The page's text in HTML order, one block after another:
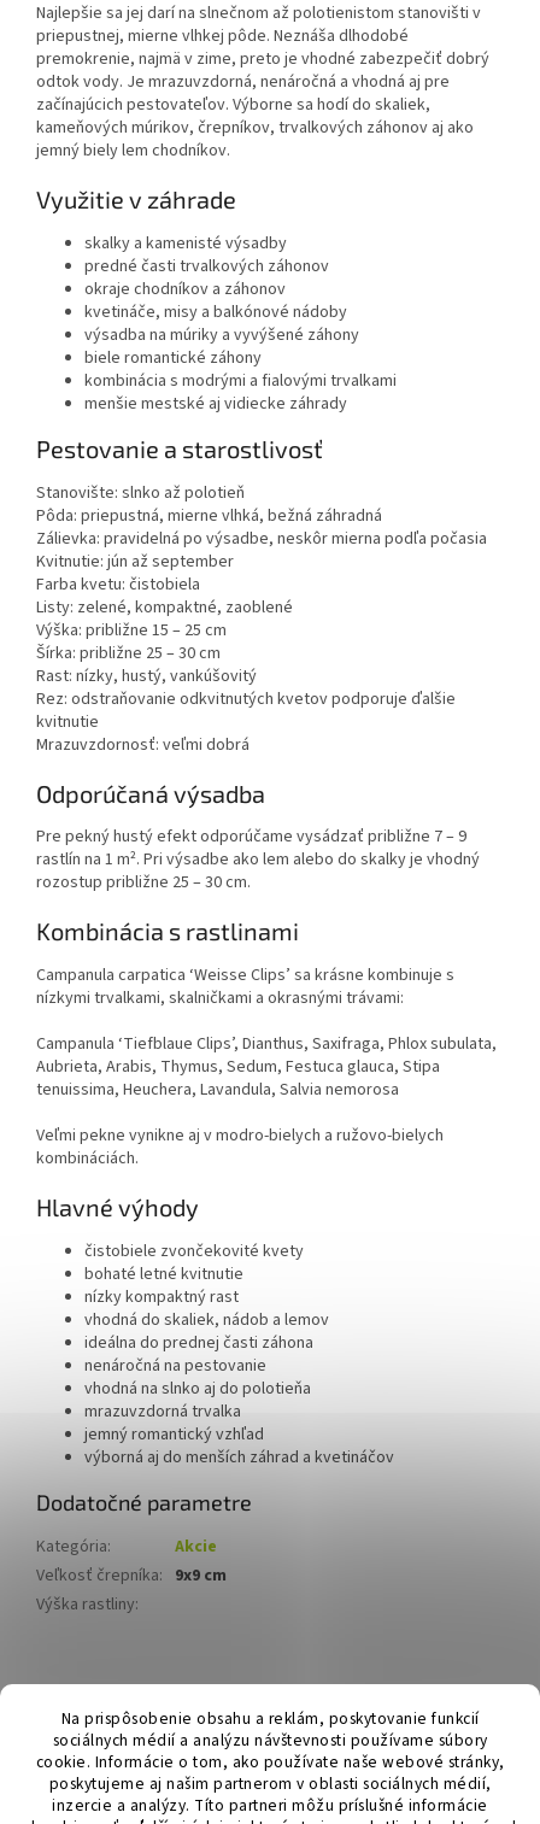
Na prispôsobenie obsahu a reklám, poskytovanie funkcií
sociálnych médií a analýzu návštevnosti používame súbory
cookie. Informácie o tom, ako používate naše webové stránky,
poskytujeme aj našim partnerom v oblasti sociálnych médií,
inzercie a analýzy. Títo partneri môžu príslušné informácie
Najlepšie sa jej darí na slnečnom až polotienistom stanovišti v
priepustnej, mierne vlhkej pôde. Neznáša dlhodobé
premokrenie, najmä v zime, preto je vhodné zabezpečiť dobrý
odtok vody. Je mrazuvzdorná, nenáročná a vhodná aj pre
začínajúcich pestovateľov. Výborne sa hodí do skaliek,
kameňových múrikov, črepníkov, trvalkových záhonov aj ako
jemný biely lem chodníkov.
Využitie v záhrade
skalky a kamenisté výsadby
predné časti trvalkových záhonov
okraje chodníkov a záhonov
kvetináče, misy a balkónové nádoby
výsadba na múriky a vyvýšené záhony
biele romantické záhony
kombinácia s modrými a fialovými trvalkami
menšie mestské aj vidiecke záhrady
Pestovanie a starostlivosť
Stanovište: slnko až polotieň
Pôda: priepustná, mierne vlhká, bežná záhradná
Zálievka: pravidelná po výsadbe, neskôr mierna podľa počasia
Kvitnutie: jún až september
Farba kvetu: čistobiela
Listy: zelené, kompaktné, zaoblené
Výška: približne 15 – 25 cm
Šírka: približne 25 – 30 cm
Rast: nízky, hustý, vankúšovitý
Rez: odstraňovanie odkvitnutých kvetov podporuje ďalšie
kvitnutie
Mrazuvzdornosť: veľmi dobrá
Odporúčaná výsadba
Pre pekný hustý efekt odporúčame vysádzať približne 7 – 9
rastlín na 1 m². Pri výsadbe ako lem alebo do skalky je vhodný
rozostup približne 25 – 30 cm.
Kombinácia s rastlinami
Campanula carpatica ‘Weisse Clips’ sa krásne kombinuje s
nízkymi trvalkami, skalničkami a okrasnými trávami:
Campanula ‘Tiefblaue Clips’, Dianthus, Saxifraga, Phlox subulata,
Aubrieta, Arabis, Thymus, Sedum, Festuca glauca, Stipa
tenuissima, Heuchera, Lavandula, Salvia nemorosa
Veľmi pekne vynikne aj v modro-bielych a ružovo-bielych
kombináciách.
Hlavné výhody
čistobiele zvončekovité kvety
bohaté letné kvitnutie
nízky kompaktný rast
vhodná do skaliek, nádob a lemov
ideálna do prednej časti záhona
nenáročná na pestovanie
vhodná na slnko aj do polotieňa
mrazuvzdorná trvalka
jemný romantický vzhľad
výborná aj do menších záhrad a kvetináčov
Dodatočné parametre
Kategória:
Akcie
Veľkosť črepníka: 9x9 cm
Výška rastliny:
á
Hurmikaki.com